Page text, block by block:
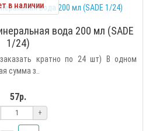
в наличии
вода 200 мл (SADE
1/24)
кратно по 24 шт) В одном
сумма з..
57р.
+